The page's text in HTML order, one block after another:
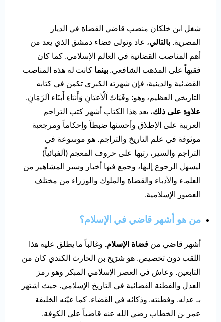
شغل ابن خلكان منصب قاضي القضاة في الديار
المصرية. بالتالي، عاد وتولى قضاء دمشق الذي يعد من
أهم المناصب القضائية في العالم الإسلامي. كما كان
فقيهاً على المذهب الشافعي. بينما كانت له هذه المناصب
القضائية والدينية، فإن شهرته الكبرى تكمن في كتابه
التاريخي العظيم، وهو: وفَيَاتُ اَلْأعيَانِ وَأَنبَاءِ أَبنَاء اَلزَمَانِ.
علاوة على ذلك، يعد هذا الكتاب أشهر كتب التراجم
العربية على الإطلاق وأحسنها ضبطاً وإحكاماً ومرجعية
موثوقة في علم التاريخ والتراجم. هو موسوعة في
التراجم والسير، رتبها على حروف المعجم (ألفبائياً)
ليسهل الرجوع إليها، وجمع فيها أخبار وسير المشاهير من
العلماء والأدباء والقضاة والملوك والوزراء من مختلف
العصور الإسلامية.
من هو أشهر قاضي في الإسلام؟
أشهر قاضي من قضاة الإسلام. وغالباً ما يطلق عليه هذا
اللقب دون تخصيص. هو شرَيح بن الحارث الكندي كان من
التابعين. وعاش في العصر الإسلامي المبكر وهو رمز
العدل والفطنة القضائية في التاريخ الإسلامي. حيث اشتهر
بـ عدله. وفطنته. وذكائه في القضاء. كما عيّنه الخليفة
عمر بن الخطاب رضي الله عنه قاضياً على الكوفة.